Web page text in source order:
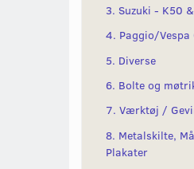
3. Suzuki - K50
4. Paggio/Vespa
5. Diverse
6. Bolte og
7. Værktøj /
8. Metalskilte,
Plakater